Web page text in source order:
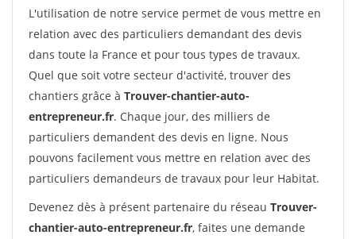
L'utilisation de notre service permet de vous mettre en
relation avec des particuliers demandant des devis
dans toute la France et pour tous types de travaux.
Quel que soit votre secteur d'activité, trouver des
chantiers grâce à Trouver-chantier-auto-
entrepreneur.fr. Chaque jour, des milliers de
particuliers demandent des devis en ligne. Nous
pouvons facilement vous mettre en relation avec des
particuliers demandeurs de travaux pour leur Habitat.
Devenez dès à présent partenaire du réseau Trouver-
chantier-auto-entrepreneur.fr, faites une demande